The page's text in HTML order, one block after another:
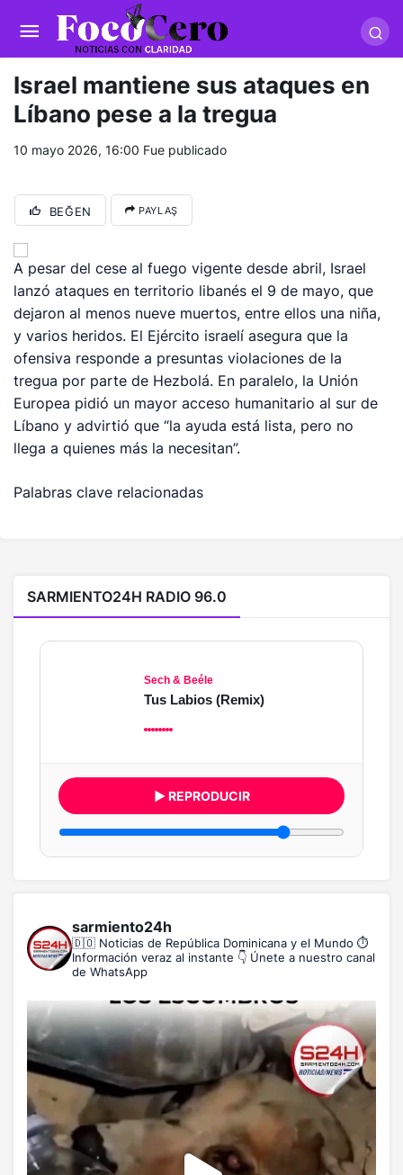
trwin giriş
masterbetting-palacebet1.com-
tlcasino giriş-betandyou-vbett34.com betovis34.net-
skyloftsbet
Israel mantiene sus ataques en
Líbano pese a la tregua
10 mayo 2026, 16:00 Fue publicado
BEĞEN PAYLAŞ
A pesar del cese al fuego vigente desde abril, Israel
lanzó ataques en territorio libanés el 9 de mayo, que
dejaron al menos nueve muertos, entre ellos una niña,
y varios heridos. El Ejército israelí asegura que la
ofensiva responde a presuntas violaciones de la
tregua por parte de Hezbolá. En paralelo, la Unión
Europea pidió un mayor acceso humanitario al sur de
Líbano y advirtió que “la ayuda está lista, pero no
llega a quienes más la necesitan”.
Palabras clave relacionadas
SARMIENTO24H RADIO 96.0
Sech & Beéle
Tus Labios (Remix)
▶ REPRODUCIR
sarmiento24h
🇩🇴 Noticias de República Dominicana y el Mundo ⏱️
Información veraz al instante 👇 Únete a nuestro canal
de WhatsApp